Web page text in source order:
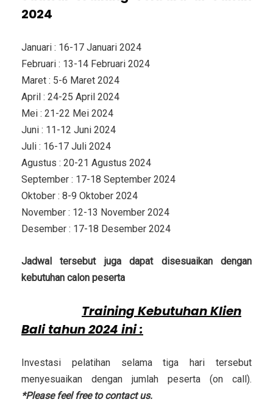
2024
Januari : 16-17 Januari 2024
Februari : 13-14 Februari 2024
Maret : 5-6 Maret 2024
April : 24-25 April 2024
Mei : 21-22 Mei 2024
Juni : 11-12 Juni 2024
Juli : 16-17 Juli 2024
Agustus : 20-21 Agustus 2024
September : 17-18 September 2024
Oktober : 8-9 Oktober 2024
November : 12-13 November 2024
Desember : 17-18 Desember 2024
Jadwal tersebut juga dapat disesuaikan dengan
kebutuhan calon peserta
Training Kebutuhan Klien
Balitahun 2024 ini :
Investasi pelatihan selama tiga hari tersebut
menyesuaikan dengan jumlah peserta (on call).
*Please feel free to contact us.